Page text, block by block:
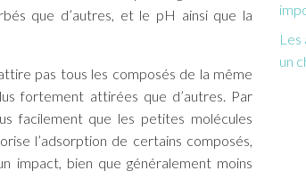
que d’autres, et le pH ainsi que la
pas tous les composés de la même
fortement attirées que d’autres. Par
facilement que les petites molécules
l’adsorption de certains composés,
impact, bien que généralement moins
Les
un